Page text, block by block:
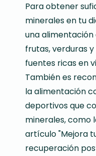
Para obtener
minerales en tu
una alimentación
frutas, verduras
fuentes ricas en
También es
la alimentación
deportivos que
minerales, como
artículo "Mejora
recuperación